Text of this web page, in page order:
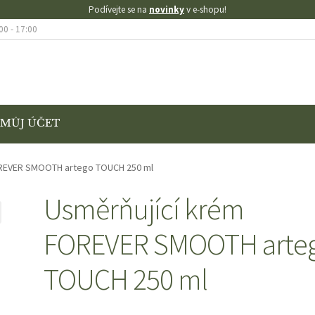
Podívejte se na novinkyv e-shopu!
- 17:00
MŮJ ÚČET
VÝMĚNA A VRÁCENÍ ZBOŽÍ
SLEVOUZKUŠEBNÍ STRÁNKA
SMOOTH artego TOUCH 250 ml
Usměrňující krém
FOREVER SMOOTH
TOUCH 250 ml